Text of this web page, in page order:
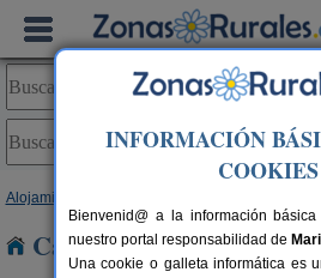
Alojamientos
Casas Rurales cerca de
INFORMACIÓN
COOKIES
Bienvenid@ a la información
nuestro portal responsabilidad de
Una cookie o galleta informática es